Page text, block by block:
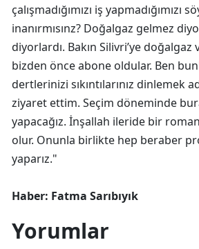
çalışmadığımızı iş yapmadığımızı
inanırmısınz? Doğalgaz gelmez
diyorlardı. Bakın Silivri’ye
bizden önce abone oldular. Ben
dertlerinizi sıkıntılarınız dinlemek
ziyaret ettim. Seçim döneminde
yapacağız. İnşallah ileride bir
olur. Onunla birlikte hep beraber
yaparız."
Haber: Fatma Sarıbıyık
Yorumlar